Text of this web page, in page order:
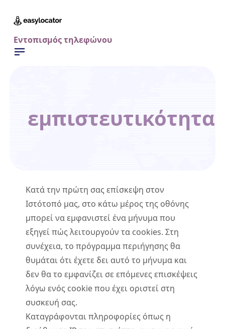
Εντοπισμός τηλεφώνου
εμπιστευτικότητα
Κατά την πρώτη σας επίσκεψη στον
Ιστότοπό μας, στο κάτω μέρος της οθόνης
μπορεί να εμφανιστεί ένα μήνυμα που
εξηγεί πώς λειτουργούν τα cookies. Στη
συνέχεια, το πρόγραμμα περιήγησης θα
θυμάται ότι έχετε δει αυτό το μήνυμα και
δεν θα το εμφανίζει σε επόμενες επισκέψεις
λόγω ενός cookie που έχει οριστεί στη
συσκευή σας.
Καταγράφονται πληροφορίες όπως η